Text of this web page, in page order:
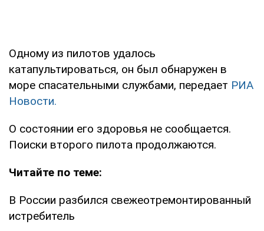
Одному из пилотов удалось
катапультироваться, он был обнаружен в
море спасательными службами, передает РИА
Новости.
О состоянии его здоровья не сообщается.
Поиски второго пилота продолжаются.
Читайте по теме:
В России разбился свежеотремонтированный
истребитель